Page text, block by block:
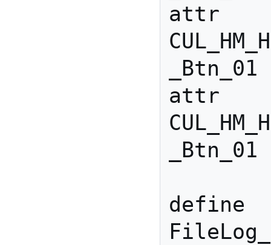
attr
attr
_Btn_01
define